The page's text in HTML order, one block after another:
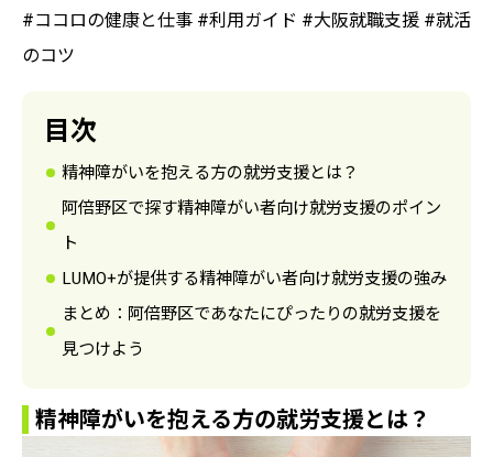
#ココロの健康と仕事 #利用ガイド #大阪就職支援 #就活
のコツ
目次
精神障がいを抱える方の就労支援とは？
阿倍野区で探す精神障がい者向け就労支援のポイン
ト
LUMO+が提供する精神障がい者向け就労支援の強み
まとめ：阿倍野区であなたにぴったりの就労支援を
見つけよう
精神障がいを抱える方の就労支援とは？